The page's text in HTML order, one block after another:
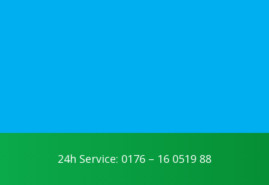
24h Service: 0176 – 16 0519 88